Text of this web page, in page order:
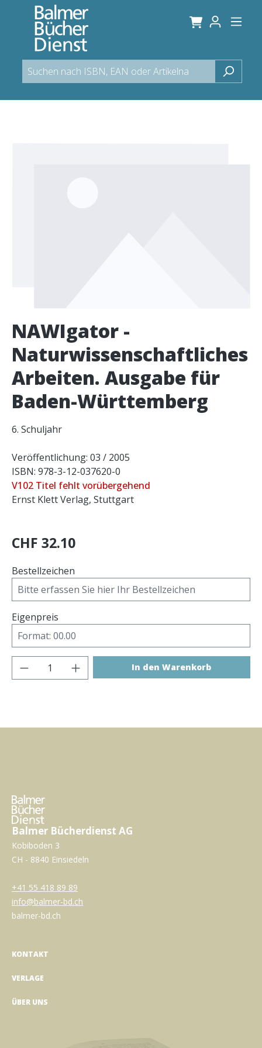
springen
NAWIgator -
Naturwissenschaftliches
Arbeiten. Ausgabe für
Baden-Württemberg
6. Schuljahr
Veröffentlichung: 03 / 2005
ISBN: 978-3-12-037620-0
V102 Titel fehlt vorübergehend
Ernst Klett Verlag, Stuttgart
CHF 32.10
Bestellzeichen
Eigenpreis
Produkt Anzahl: Gib den gewünschten
In den Warenkorb
Balmer Bücherdienst AG
Kobiboden 3
CH - 8840 Einsiedeln
+41 55 418 89 89
info@balmer-bd.ch
balmer-bd.ch
KONTAKT
VERLAGE
ÜBER UNS